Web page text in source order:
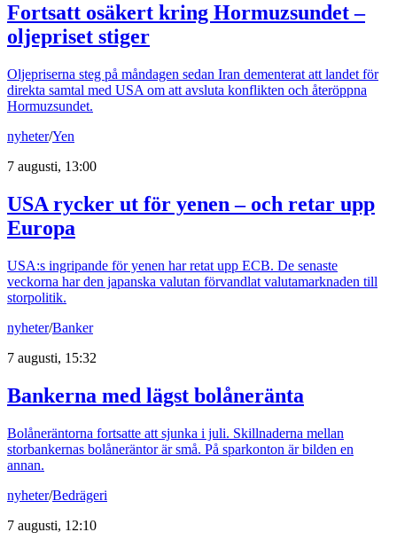
Fortsatt osäkert kring Hormuzsundet –
oljepriset stiger
Oljepriserna steg på måndagen sedan Iran dementerat att landet för
direkta samtal med USA om att avsluta konflikten och återöppna
Hormuzsundet.
nyheter/Yen
7 augusti, 13:00
USA rycker ut för yenen – och retar upp
Europa
USA:s ingripande för yenen har retat upp ECB. De senaste
veckorna har den japanska valutan förvandlat valutamarknaden till
storpolitik.
nyheter/Banker
7 augusti, 15:32
Bankerna med lägst bolåneränta
Bolåneräntorna fortsatte att sjunka i juli. Skillnaderna mellan
storbankernas bolåneräntor är små. På sparkonton är bilden en
annan.
nyheter/Bedrägeri
7 augusti, 12:10